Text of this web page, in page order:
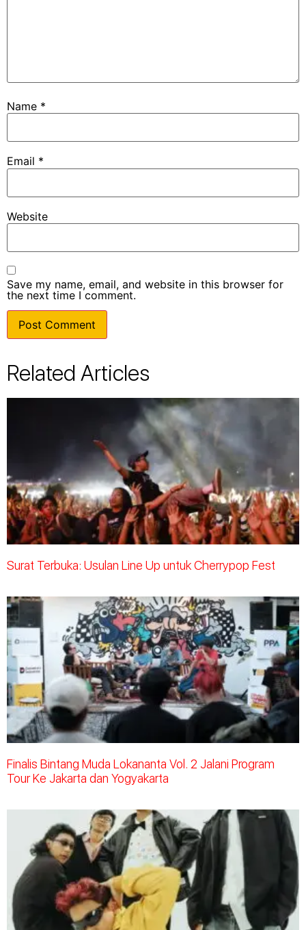
Name *
Email *
Website
Save my name, email, and website in this browser for
the next time I comment.
Related Articles
Surat Terbuka: Usulan Line Up untuk Cherrypop Fest
Finalis Bintang Muda Lokananta Vol. 2 Jalani Program
Tour Ke Jakarta dan Yogyakarta